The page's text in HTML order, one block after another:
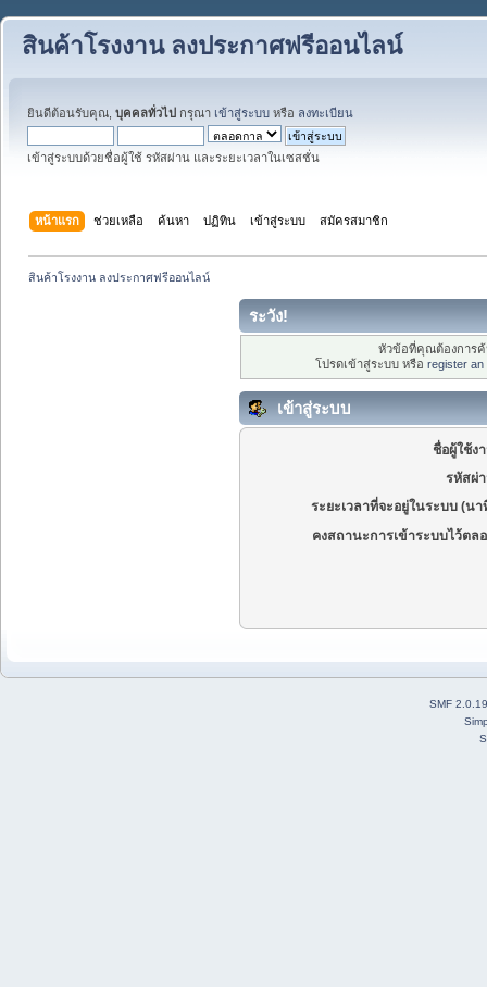
สินค้าโรงงาน ลงประกาศฟรีออนไลน์
ยินดีต้อนรับคุณ, บุคคลทั่วไป กรุณา เข้าสู่ระบบ หรือ ลงทะเบียน
เข้าสู่ระบบด้วยชื่อผู้ใช้ รหัสผ่าน และระยะเวลาในเซสชั่น
หน้าแรก ช่วยเหลือ ค้นหา ปฏิทิน เข้าสู่ระบบ สมัครสมาชิก
สินค้าโรงงาน ลงประกาศฟรีออนไลน์
ระวัง!
หัวข้อที่คุณต้องการ
โปรดเข้าสู่ระบบ หรือ register an
เข้าสู่ระบบ
ชื่อผู้ใช้ง
รหัสผ่
ระยะเวลาที่จะอยู่ในระบบ (นา
คงสถานะการเข้าระบบไว้ตล
SMF 2.0.19